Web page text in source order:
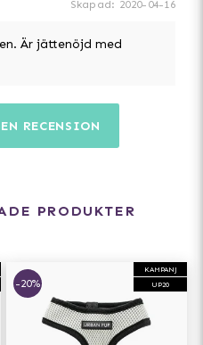
Skapad: 2020-04-16
Är jättenöjd med
RECENSION
PRODUKTER
KAMPANJ
UP20
-20%